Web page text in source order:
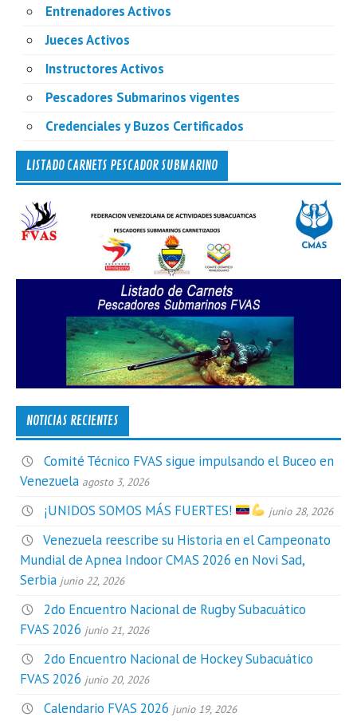
Entrenadores Activos
Jueces Activos
Instructores Activos
Pescadores Submarinos vigentes
Credenciales y Buzos Certificados
LISTADO CARNETS PESCADOR SUBMARINO
NOTICIAS RECIENTES
Comité Técnico FVAS sigue impulsando el Buceo en
Venezuela agosto 3, 2026
¡UNIDOS SOMOS MÁS FUERTES! junio 28, 2026
Venezuela reescribe su Historia en el Campeonato
Mundial de Apnea Indoor CMAS 2026 en Novi Sad,
Serbia junio 22, 2026
2do Encuentro Nacional de Rugby Subacuático
FVAS 2026 junio 21, 2026
2do Encuentro Nacional de Hockey Subacuático
FVAS 2026 junio 20, 2026
Calendario FVAS 2026 junio 19, 2026